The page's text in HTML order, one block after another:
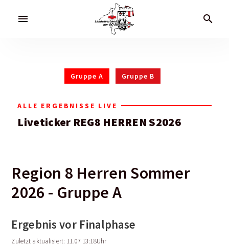
menu search
Gruppe A Gruppe B
ALLE ERGEBNISSE LIVE
Liveticker REG8 HERREN S2026
Region 8 Herren Sommer
2026 - Gruppe A
Ergebnis vor Finalphase
Zuletzt aktualisiert: 11.07 13:18Uhr